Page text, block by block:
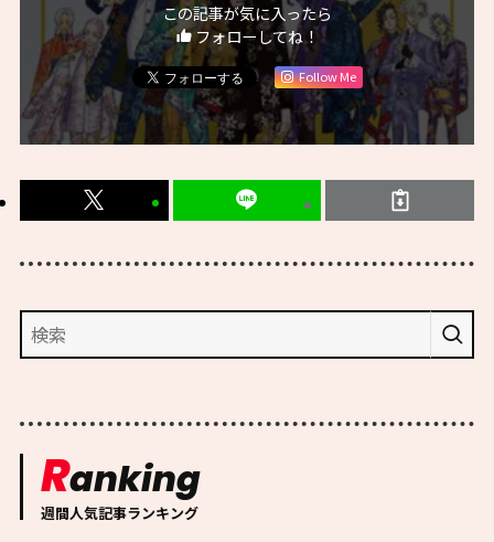
この記事が気に入ったら
フォローしてね！
Follow Me
Ranking
週間人気記事ランキング